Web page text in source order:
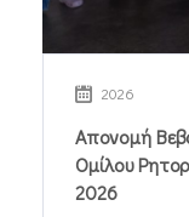
2026
Απονομή
Ομίλου
2026